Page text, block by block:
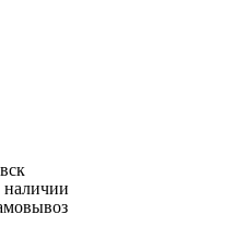
наличии